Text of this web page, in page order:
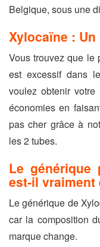
Belgique, sous une
Xylocaïne :
Vous trouvez que le
est excessif dans
voulez obtenir
économies en
pas cher grâce à
les 2 tubes.
Le générique
est-il vraiment
Le générique de
car la composition
marque change.